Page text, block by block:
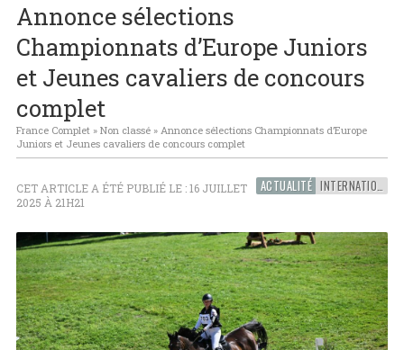
indoor reviennent le 23 Janvier 2027 !
Annonce sélections
Championnats d’Europe Juniors
et Jeunes cavaliers de concours
complet
France Complet» Non classé» Annonce sélections Championnats d’Europe
Juniors et Jeunes cavaliers de concours complet
ACTUALITÉ INTERNATIONAL
CET ARTICLE A ÉTÉ PUBLIÉ LE : 16 JUILLET
2025 À 21H21